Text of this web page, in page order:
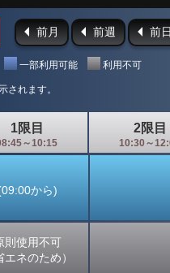
前月 前週 前
一部利用可能 利用不可
されます。
1限目
～10:15
2限目
10:30～
から)
則使用不可
エネのため）